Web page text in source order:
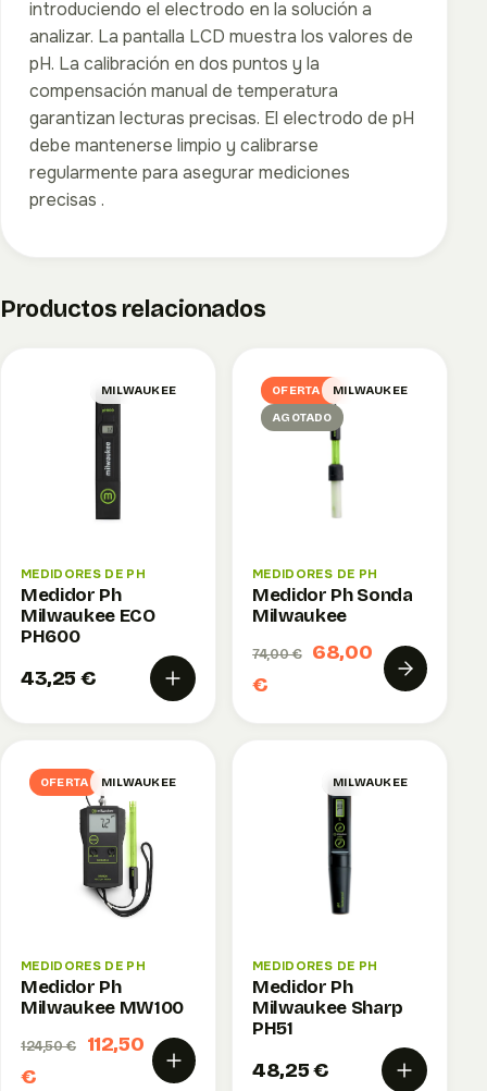
introduciendo el electrodo en la solución a
analizar. La pantalla LCD muestra los valores de
pH. La calibración en dos puntos y la
compensación manual de temperatura
garantizan lecturas precisas. El electrodo de pH
debe mantenerse limpio y calibrarse
regularmente para asegurar mediciones
precisas .
Productos relacionados
MILWAUKEE
MEDIDORES DE PH
Medidor Ph
Milwaukee ECO
PH600
43,25 €
OFERTA
AGOTADO
MILWAUKEE
MEDIDORES DE PH
Medidor Ph Sonda
Milwaukee
74,00 €
68,00
€
OFERTA MILWAUKEE
MEDIDORES DE PH
Medidor Ph
Milwaukee MW100
124,50 €
112,50
€
MILWAUKEE
MEDIDORES DE PH
Medidor Ph
Milwaukee Sharp
PH51
48,25 €